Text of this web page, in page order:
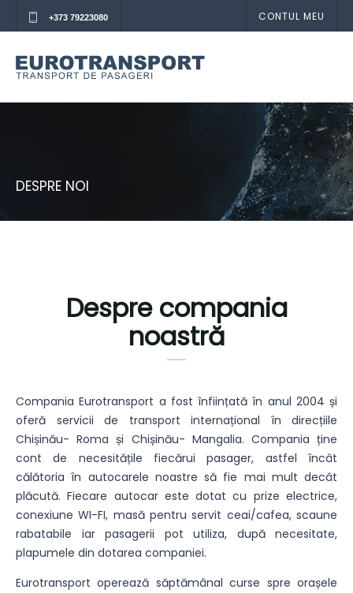
+373 79223080 CONTUL MEU
DESPRE NOI
Despre compania
noastră
Compania Eurotransport a fost înființată în anul 2004 și
oferă servicii de transport internațional în direcțiile
Chișinău- Roma și Chișinău- Mangalia. Compania ține
cont de necesitățile fiecărui pasager, astfel încât
călătoria în autocarele noastre să fie mai mult decât
plăcută. Fiecare autocar este dotat cu prize electrice,
conexiune WI-FI, masă pentru servit ceai/cafea, scaune
rabatabile iar pasagerii pot utiliza, după necesitate,
plapumele din dotarea companiei.
Eurotransport operează săptămânal curse spre orașele